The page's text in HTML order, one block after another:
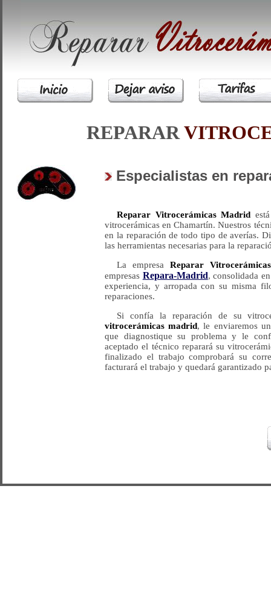
REPARAR
Especialistas en
Reparar Vitrocerámicas Madrid
vitrocerámicas en Chamartín. Nuestros
en la reparación de todo tipo de averías.
las herramientas necesarias para la
La empresa Reparar
empresas Repara-Madrid, consolidada
experiencia, y arropada con su misma
reparaciones.
Si confía la reparación de su
vitrocerámicas madrid, le enviaremos
que diagnostique su problema y le
aceptado el técnico reparará su
finalizado el trabajo comprobará su
facturará el trabajo y quedará garantizado